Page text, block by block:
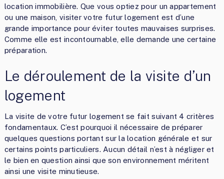
location immobilière. Que vous optiez pour un appartement
ou une maison, visiter votre futur logement est d’une
grande importance pour éviter toutes mauvaises surprises.
Comme elle est incontournable, elle demande une certaine
préparation.
Le déroulement de la visite d’un
logement
La visite de votre futur logement se fait suivant 4 critères
fondamentaux. C’est pourquoi il nécessaire de préparer
quelques questions portant sur la location générale et sur
certains points particuliers. Aucun détail n’est à négliger et
le bien en question ainsi que son environnement méritent
ainsi une visite minutieuse.